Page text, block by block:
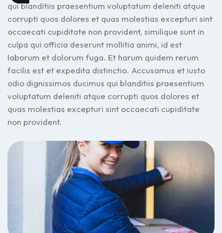
qui blanditiis praesentium voluptatum deleniti atque
corrupti quos dolores et quas molestias excepturi sint
occaecati cupiditate non provident, similique sunt in
culpa qui officia deserunt mollitia animi, id est
laborum et dolorum fuga. Et harum quidem rerum
facilis est et expedita distinctio. Accusamus et iusto
odio dignissimos ducimus qui blanditiis praesentium
voluptatum deleniti atque corrupti quos dolores et
quas molestias excepturi sint occaecati cupiditate
non provident.